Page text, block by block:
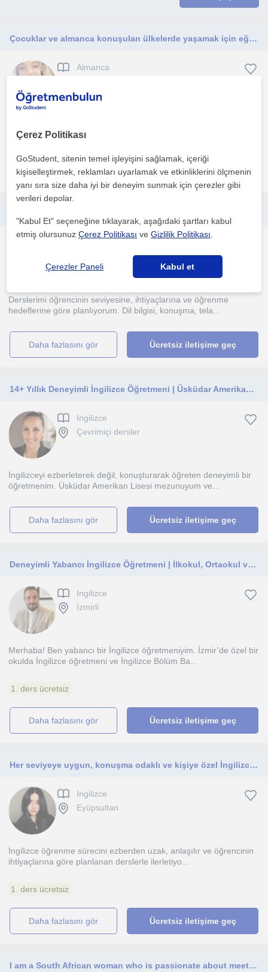
Çocuklar ve almanca konuşulan ülkelerde yaşamak için eğitim almak isteyen bireyler
Almanca
kurs verdim aynı zamanda özel bir lisede çalı...
daha fazlasını gör Ücretsiz iletişime geç
Yabancilar için Türkçe
Çevrimiçi dersler
Derslerimi öğrencinin seviyesine, ihtiyaçlarına ve öğrenme
hedeflerine göre planlıyorum. Dil bilgisi, konuşma, tela...
daha fazlasını gör Ücretsiz iletişime geç
14+ Yıllık Deneyimli İngilizce Öğretmeni | Üsküdar Amerikan Lisesi Mezunu | Online & Yüz Yüze | Çocuk & Yetişkin
Ingilizce
Çevrimiçi dersler
İngilizceyi ezberleterek değil, konuşturarak öğreten deneyimli bir
öğretmenim. Üsküdar Amerikan Lisesi mezunuyum ve...
daha fazlasını gör Ücretsiz iletişime geç
Deneyimli Yabancı İngilizce Öğretmeni | İlkokul, Ortaokul ve Lise
Ingilizce
İzmirli
Merhaba! Ben yabancı bir İngilizce öğretmeniyim. İzmir’de özel bir
okulda İngilizce öğretmeni ve İngilizce Bölüm Ba...
1. ders ücretsiz
daha fazlasını gör Ücretsiz iletişime geç
Her seviyeye uygun, konuşma odaklı ve kişiye özel İngilizce dersleri
Ingilizce
Eyüpsultan
İngilizce öğrenme sürecini ezberden uzak, anlaşılır ve öğrencinin
ihtiyaçlarına göre planlanan derslerle ilerletiyo...
1. ders ücretsiz
daha fazlasını gör Ücretsiz iletişime geç
I am a South African woman who is passionate about meeting new people.
Çerez Politikası
GoStudent, sitenin temel işleyişini sağlamak, içeriği
kişiselleştirmek, reklamları uyarlamak ve etkinliklerini ölçmenin
yanı sıra size daha iyi bir deneyim sunmak için çerezler gibi
verileri depolar.
"Kabul Et" seçeneğine tıklayarak, aşağıdaki şartları kabul
etmiş olursunuzÇerez Politikası veGizlilik Politikası
Çerezler Paneli Kabul et